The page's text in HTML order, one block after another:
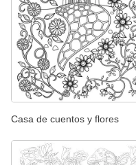
Casa de cuentos y flores